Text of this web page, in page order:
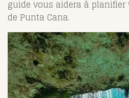
guide vous aidera à
de Punta Cana.